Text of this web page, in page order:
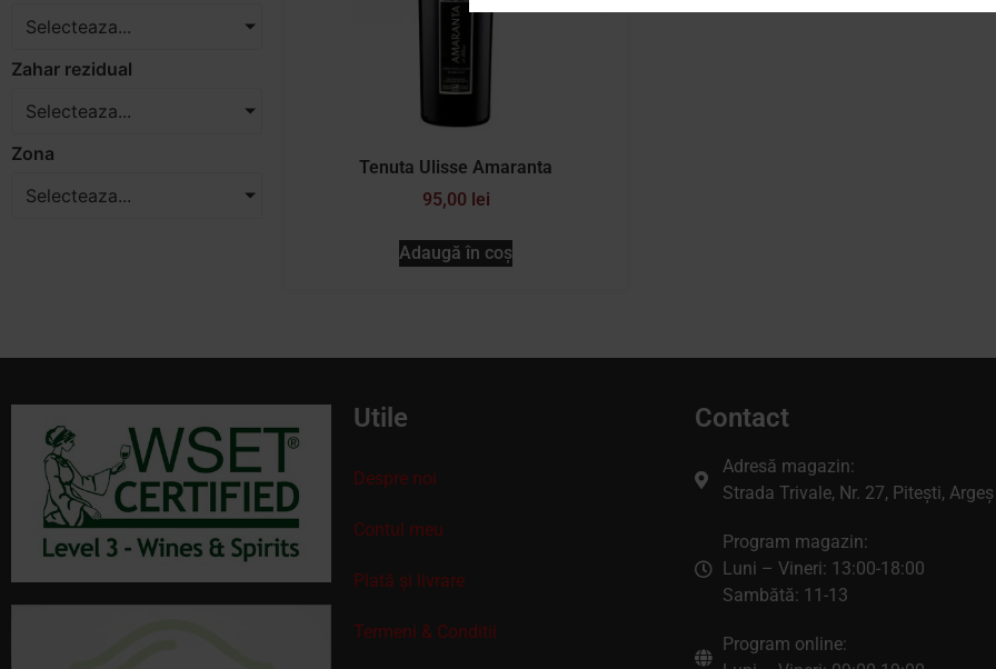
Selecteaza...
Zahar rezidual
Selecteaza...
Zona
Selecteaza...
Tenuta Ulisse Amaranta
95,00 lei
Adaugă în coș
Utile
Despre noi
Contul meu
Plată și livrare
Termeni & Conditii
Contact
Adresă magazin:
Strada Trivale, Nr. 27, Pitești, Argeș
Program magazin:
Luni – Vineri: 13:00-18:00
Sambătă: 11-13
Program online: